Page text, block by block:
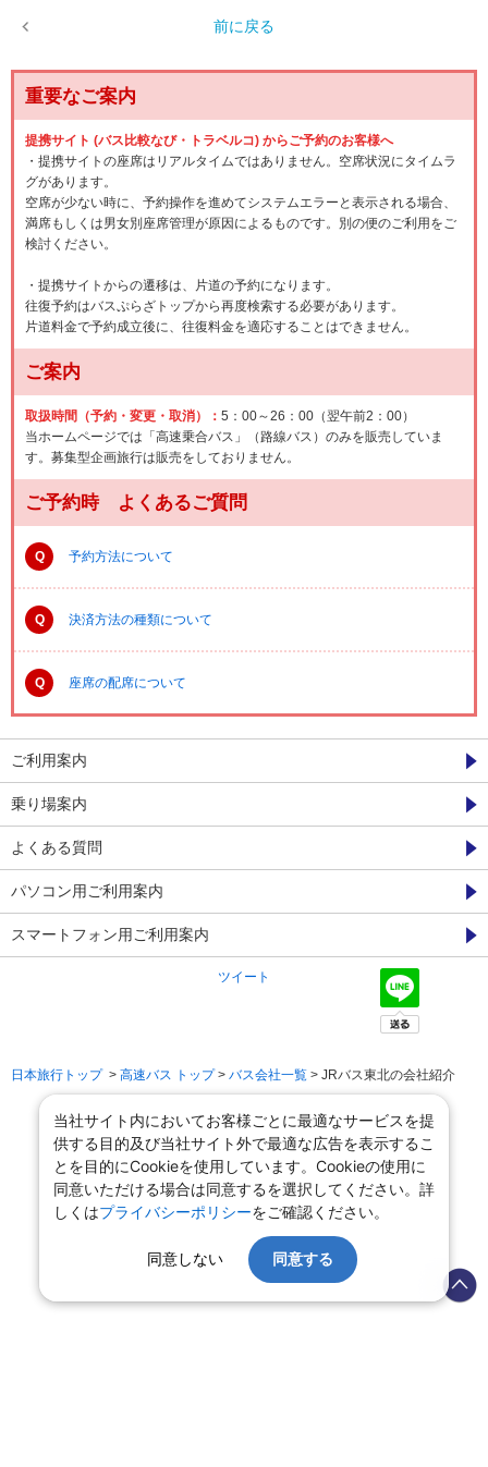
前に戻る
重要なご案内
提携サイト (バス比較なび・トラベルコ) からご予約のお客様へ
・提携サイトの座席はリアルタイムではありません。空席状況にタイムラ
グがあります。
空席が少ない時に、予約操作を進めてシステムエラーと表示される場合、
満席もしくは男女別座席管理が原因によるものです。別の便のご利用をご
検討ください。
・提携サイトからの遷移は、片道の予約になります。
往復予約はバスぷらざトップから再度検索する必要があります。
片道料金で予約成立後に、往復料金を適応することはできません。
ご案内
取扱時間（予約・変更・取消）： 5：00～26：00（翌午前2：00）
当ホームページでは「高速乗合バス」（路線バス）のみを販売していま
す。募集型企画旅行は販売をしておりません。
ご予約時 よくあるご質問
Q 予約方法について
Q 決済方法の種類について
Q 座席の配席について
ご利用案内
乗り場案内
よくある質問
パソコン用ご利用案内
スマートフォン用ご利用案内
ツイート
日本旅行トップ> 高速バス トップ> バス会社一覧 > JRバス東北の会社紹介
当社サイト内においてお客様ごとに最適なサービスを提
供する目的及び当社サイト外で最適な広告を表示するこ
とを目的にCookieを使用しています。Cookieの使用に
同意いただける場合は同意するを選択してください。詳
しくはプライバシーポリシーをご確認ください。
同意しない 同意する